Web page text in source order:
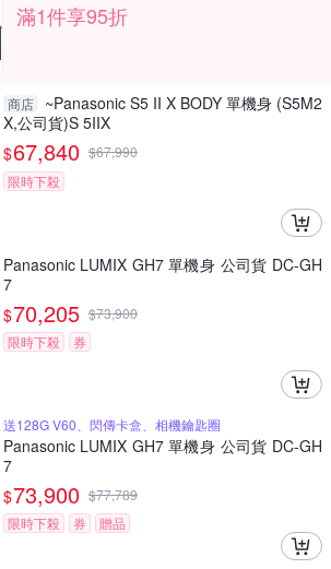
滿1件享95折
商店
~Panasonic S5 II X BODY 單機身 (S5M2
X,公司貨)S 5IIX
$67,840 $67,990
限時下殺
Panasonic LUMIX GH7 單機身 公司貨 DC-GH
7
$70,205 $73,900
限時下殺
券
送128G V60、閃傳卡盒、相機鑰匙圈
Panasonic LUMIX GH7 單機身 公司貨 DC-GH
7
$73,900 $77,789
限時下殺
券 贈品